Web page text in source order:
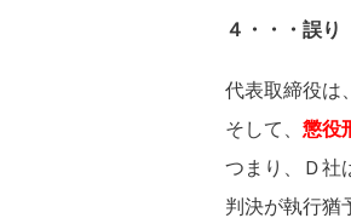
４・・・ 誤り
代表取締役は
そして、 懲役
つまり、Ｄ社
判決が執行猶